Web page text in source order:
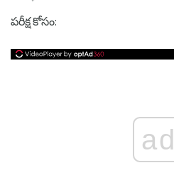
పరీక్ష కోసం:
ad